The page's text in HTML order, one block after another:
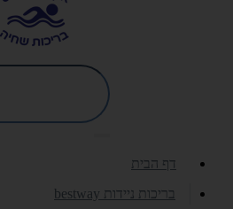
דף הבית
בריכות ניידות bestway